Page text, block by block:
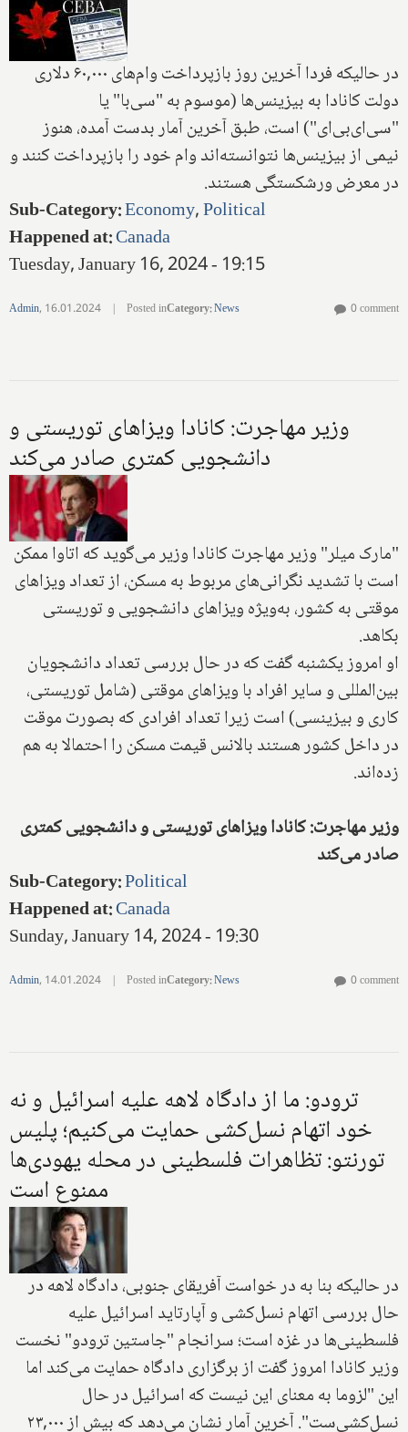
در حالیکه فردا آخرین روز بازپرداخت وام‌های ۶۰,۰۰۰ دلاری
دولت کانادا به بیزینس‌ها (موسوم به "سی‌با" یا
"سی‌ای‌بی‌ای") است، طبق آخرین آمار بدست آمده، هنوز
نیمی از بیزینس‌ها نتوانسته‌اند وام خود را بازپرداخت کنند و
در معرض ورشکستگی هستند.
Sub-Category:Economy,Political
Happened at:Canada
Tuesday, January 16, 2024 - 19:15
Admin, 16.01.2024 | Posted inCategory:News 0 comment
وزیر مهاجرت: کانادا ویزاهای توریستی و
دانشجویی کمتری صادر می‌کند
"مارک میلر" وزیر مهاجرت کانادا وزیر می‌گوید که اتاوا ممکن
است با تشدید نگرانی‌های مربوط به مسکن، از تعداد ویزاهای
موقتی به کشور، به‌ویژه ویزاهای دانشجویی و توریستی
بکاهد.
او امروز یکشنبه گفت که در حال بررسی تعداد دانشجویان
بین‌المللی و سایر افراد با ویزاهای موقتی (شامل توریستی،
کاری و بیزینسی) است زیرا تعداد افرادی که بصورت موقت
در داخل کشور هستند بالانس قیمت مسکن را احتمالا به هم
زده‌اند.
وزیر مهاجرت: کانادا ویزاهای توریستی و دانشجویی کمتری
صادر می‌کند
Sub-Category:Political
Happened at:Canada
Sunday, January 14, 2024 - 19:30
Admin, 14.01.2024 | Posted inCategory:News 0 comment
ترودو: ما از دادگاه لاهه علیه اسرائیل و نه
خود اتهام نسل‌کشی حمایت می‌کنیم؛ پلیس
تورنتو: تظاهرات فلسطینی در محله یهودی‌ها
ممنوع است
در حالیکه بنا به در خواست آفریقای جنوبی، دادگاه لاهه در
حال بررسی اتهام نسل‌کشی و آپارتاید اسرائیل علیه
فلسطینی‌ها در غزه است؛ سرانجام "جاستین ترودو" نخست
وزیر کانادا امروز گفت از برگزاری دادگاه حمایت می‌کند اما
این "لزوما به معنای این نیست که اسرائیل در حال
نسل‌کشی‌ست". آخرین آمار نشان می‌دهد که بیش از ۲۳,۰۰۰